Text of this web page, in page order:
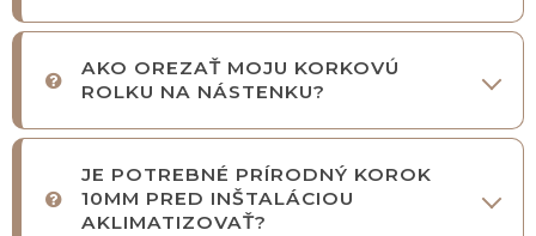
AKO OREZAŤ MOJU KORKOVÚ
ROLKU NA NÁSTENKU?
JE POTREBNÉ PRÍRODNÝ KOROK
10MM PRED INŠTALÁCIOU
AKLIMATIZOVAŤ?